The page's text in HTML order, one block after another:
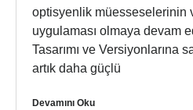
optisyenlik müesseselerinin
uygulaması olmaya devam
Tasarımı ve Versiyonlarına
artık daha güçlü
Devamını Oku